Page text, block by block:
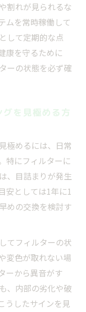
割れが見られるな
ムを常時稼働して
して定期的な点
康を守るために
ーの状態を必ず確
を見極める方
極めるには、日常
特にフィルターに
、目詰まりが発生
安としては1年に1
めの交換を検討す
てフィルターの状
変色が取れない場
ーから異音がす
、内部の劣化や破
うしたサインを見